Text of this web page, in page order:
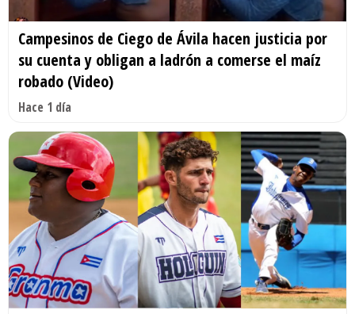
Campesinos de Ciego de Ávila hacen justicia por
su cuenta y obligan a ladrón a comerse el maíz
robado (Video)
Hace 1 día